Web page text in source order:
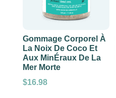
Gommage Corporel À
La Noix De Coco Et
Aux MinÉraux De La
Mer Morte
$16.98